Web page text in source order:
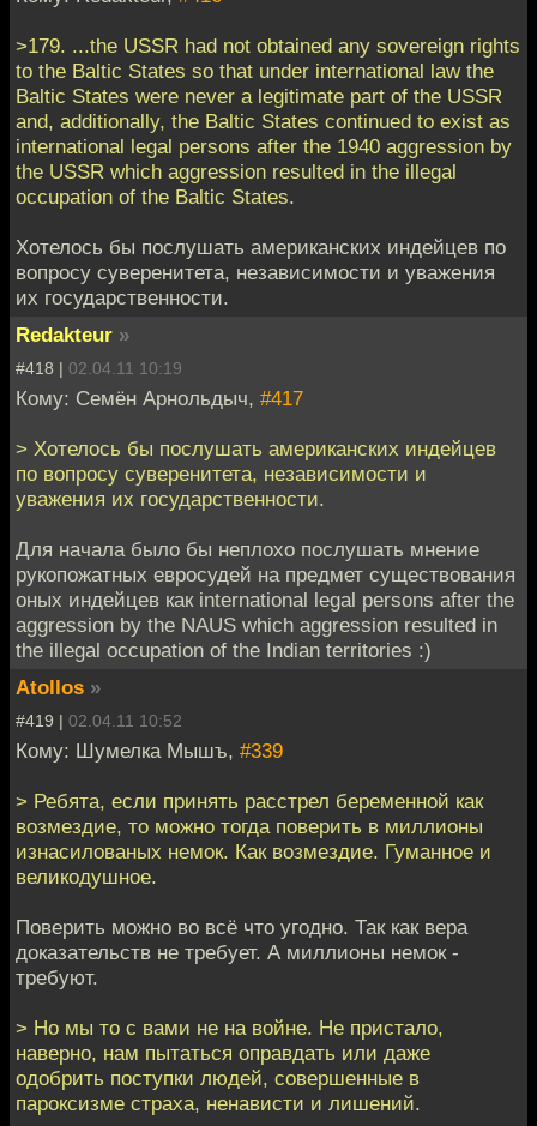
>179. ...the USSR had not obtained any sovereign rights
to the Baltic States so that under international law the
Baltic States were never a legitimate part of the USSR
and, additionally, the Baltic States continued to exist as
international legal persons after the 1940 aggression by
the USSR which aggression resulted in the illegal
occupation of the Baltic States.
Хотелось бы послушать американских индейцев по
вопросу суверенитета, независимости и уважения
их государственности.
Redakteur »
#418 | 02.04.11 10:19
Кому: Семён Арнольдыч, #417
> Хотелось бы послушать американских индейцев
по вопросу суверенитета, независимости и
уважения их государственности.
Для начала было бы неплохо послушать мнение
рукопожатных евросудей на предмет существования
оных индейцев как international legal persons after the
aggression by the NAUS which aggression resulted in
the illegal occupation of the Indian territories :)
Atollos »
#419 | 02.04.11 10:52
Кому: Шумелка Мышъ, #339
> Ребята, если принять расстрел беременной как
возмездие, то можно тогда поверить в миллионы
изнасилованых немок. Как возмездие. Гуманное и
великодушное.
Поверить можно во всё что угодно. Так как вера
доказательств не требует. А миллионы немок -
требуют.
> Но мы то с вами не на войне. Не пристало,
наверно, нам пытаться оправдать или даже
одобрить поступки людей, совершенные в
пароксизме страха, ненависти и лишений.